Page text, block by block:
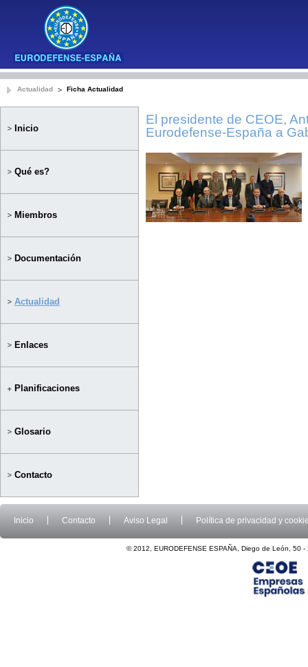
Actualidad Ficha Actualidad
Inicio
Qué es?
Miembros
Documentación
Actualidad
Enlaces
Planificaciones
Glosario
Contacto
El presidente de CEOE,
Eurodefense-España a
Inicio Contacto Aviso Legal Política de privacidad y
© 2012, EURODEFENSE ESPAÑA, Diego de León, 50